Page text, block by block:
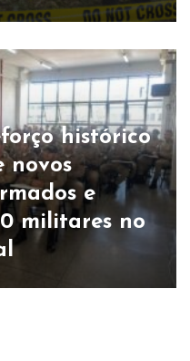
histórico
novos
e
militares no